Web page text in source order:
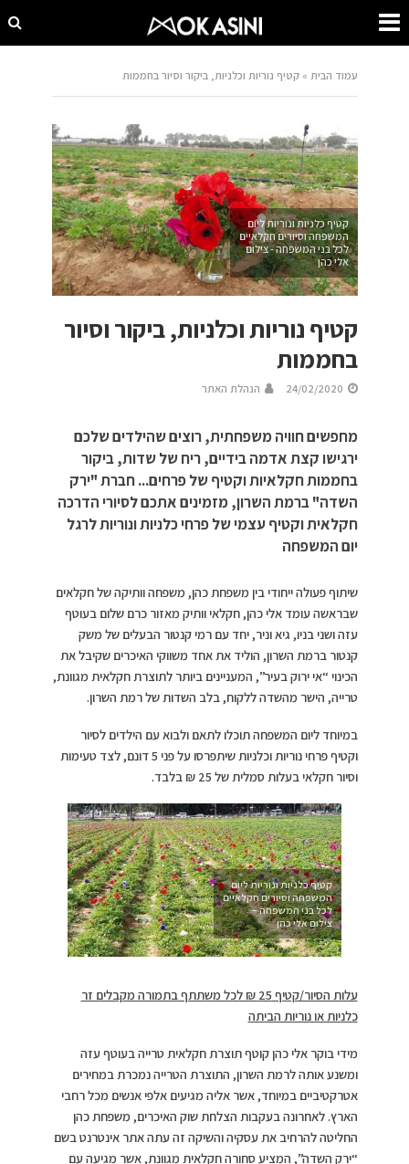
עמוד הבית »קטיף נוריות וכלניות, ביקור וסיור בחממות
קטיף כלניות ונוריות ליום
המשפחה וסיורים חקלאיים
לכל בני המשפחה - צילום
אלי כהן
קטיף נוריות וכלניות, ביקור וסיור
בחממות
24/02/2020 הנהלת האתר
מחפשים חוויה משפחתית, רוצים שהילדים שלכם
ירגישו קצת אדמה בידיים, ריח של שדות, ביקור
בחממות חקלאיות וקטיף של פרחים... חברת "ירק
השדה" ברמת השרון, מזמינים אתכם לסיורי הדרכה
חקלאית וקטיף עצמי של פרחי כלניות ונוריות לרגל
יום המשפחה
שיתוף פעולה ייחודי בין משפחת כהן, משפחה וותיקה של חקלאים
שבראשה עומד אלי כהן, חקלאי וותיק מאזור כרם שלום בעוטף
עזה ושני בניו, גיא וניר, יחד עם רמי קנטור הבעלים של משק
קנטור ברמת השרון, הוליד את אחד משווקי האיכרים שקיבל את
הכינוי “אי ירוק בעיר”, המעניינים ביותר לתוצרת חקלאית מגוונת,
טרייה, הישר מהשדה ללקוח, בלב השדות של רמת השרון.
במיוחד ליום המשפחה תוכלו לתאם ולבוא עם הילדים לסיור
וקטיף פרחי נוריות וכלניות שיתפרסו על פני 5 דונם, לצד טעימות
וסיור חקלאי בעלות סמלית של 25 ₪ בלבד.
קטיף כלניות ונוריות ליום
המשפחה וסיורים חקלאיים
לכל בני המשפחה –
צילום אלי כהן
עלות הסיור/קטיף 25 ₪ לכל משתתף בתמורה מקבלים זר
כלניות או נוריות הביתה
מידי בוקר אלי כהן קוטף תוצרת חקלאית טרייה בעוטף עזה
ומשנע אותה לרמת השרון, התוצרת הטרייה נמכרת במחירים
אטרקטיביים במיוחד, אשר אליה מגיעים אלפי אנשים מכל רחבי
הארץ. לאחרונה בעקבות הצלחת שוק האיכרים, משפחת כהן
החליטה להרחיב את עסקיה והשיקה זה עתה אתר אינטרנט בשם
“ירק השדה”, המציע סחורה חקלאית מגוונת, אשר מגיעה עם